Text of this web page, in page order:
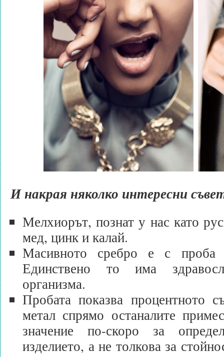
И накрая няколко интересни
Мелхиорът, познат у нас като
мед, цинк и калай.
Масивното сребро е с проба
Единствено то има
организма.
Пробата показва процентното
метал спрямо останалите
значение по-скоро за
изделието, а не толкова за